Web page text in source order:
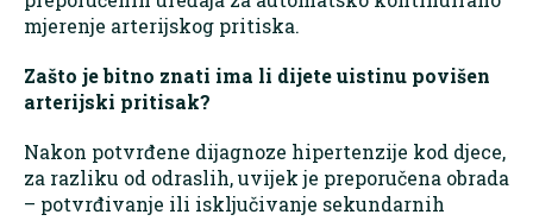
mjerenje arterijskog pritiska.
Zašto je bitno znati ima li dijete uistinu povišen
arterijski pritisak?
Nakon potvrđene dijagnoze hipertenzije kod djece,
za razliku od odraslih, uvijek je preporučena obrada
– potvrđivanje ili isključivanje sekundarnih